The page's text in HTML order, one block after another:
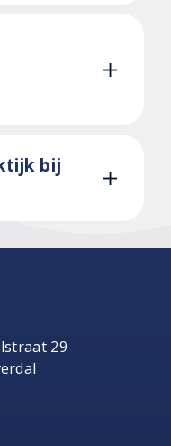
bij
29